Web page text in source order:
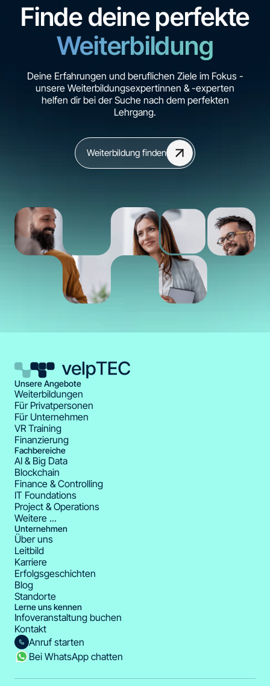
Finde deine perfekte
Weiterbildung
Deine Erfahrungen und beruflichen Ziele im Fokus -
unsere Weiterbildungsexpertinnen & -experten
helfen dir bei der Suche nach dem perfekten
Lehrgang.
Weiterbildung finden
Unsere Angebote
Weiterbildungen
Für Privatpersonen
Für Unternehmen
VR Training
Finanzierung
Fachbereiche
AI & Big Data
Blockchain
Finance & Controlling
IT Foundations
Project & Operations
Weitere ...
Unternehmen
Über uns
Leitbild
Karriere
Erfolgsgeschichten
Blog
Standorte
Lerne uns kennen
Infoveranstaltung buchen
Kontakt
Anruf starten
Bei WhatsApp chatten